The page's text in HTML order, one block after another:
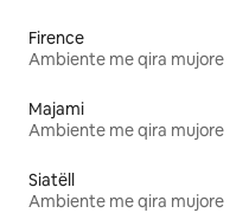
Firence
Ambiente me qira mujore
Majami
Ambiente me qira mujore
Siatëll
Ambiente me qira mujore